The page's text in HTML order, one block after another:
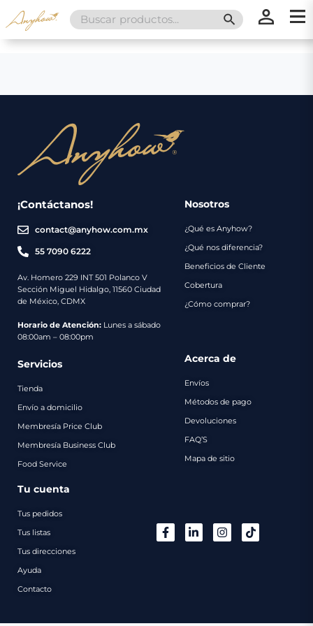
Search
for:
SEARCH
¡Contáctanos!
contact@anyhow.com.mx
55 7090 6222
Av. Homero 229 INT 501 Polanco V
Sección Miguel Hidalgo, 11560 Ciudad
de México, CDMX
Horario de Atención: Lunes a sábado
08:00am – 08:00pm
Nosotros
¿Qué es Anyhow?
¿Qué nos diferencia?
Beneficios de Cliente
Cobertura
¿Cómo comprar?
Servicios
Tienda
Envío a domicilio
Membresía Price Club
Membresía Business Club
Food Service
Acerca de
Envíos
Métodos de pago
Devoluciones
FAQ’S
Mapa de sitio
Tu cuenta
Tus pedidos
Tus listas
Tus direcciones
Ayuda
Contacto
Nosotros
Servicios
Envíos
Métodos
de
Catálogo
Regalos
Contacto